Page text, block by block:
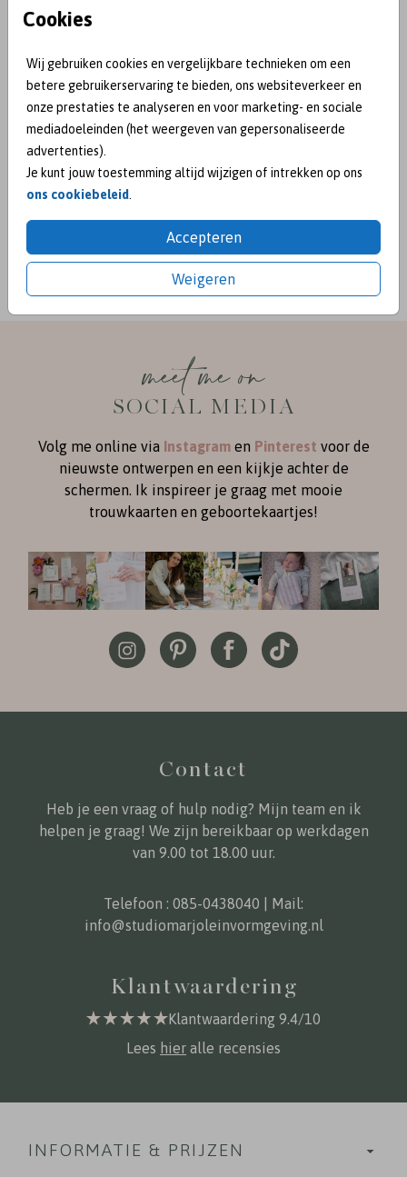
Cookies
Wij gebruiken cookies en vergelijkbare technieken om een
betere gebruikerservaring te bieden, ons websiteverkeer en
onze prestaties te analyseren en voor marketing- en sociale
mediadoeleinden (het weergeven van gepersonaliseerde
advertenties).
Je kunt jouw toestemming altijd wijzigen of intrekken op ons
ons cookiebeleid
Accepteren
Weigeren
meet me on
SOCIAL MEDIA
Volg me online via Instagramen Pinterest voor de
nieuwste ontwerpen en een kijkje achter de
schermen. Ik inspireer je graag met mooie
trouwkaarten en geboortekaartjes!
Contact
Heb je een vraag of hulp nodig? Mijn team en ik
helpen je graag! We zijn bereikbaar op werkdagen
van 9.00 tot 18.00 uur.
Telefoon : 085-0438040 | Mail:
info@studiomarjoleinvormgeving.nl
Klantwaardering
Klantwaardering 9.4/10
Lees hier alle recensies
INFORMATIE & PRIJZEN